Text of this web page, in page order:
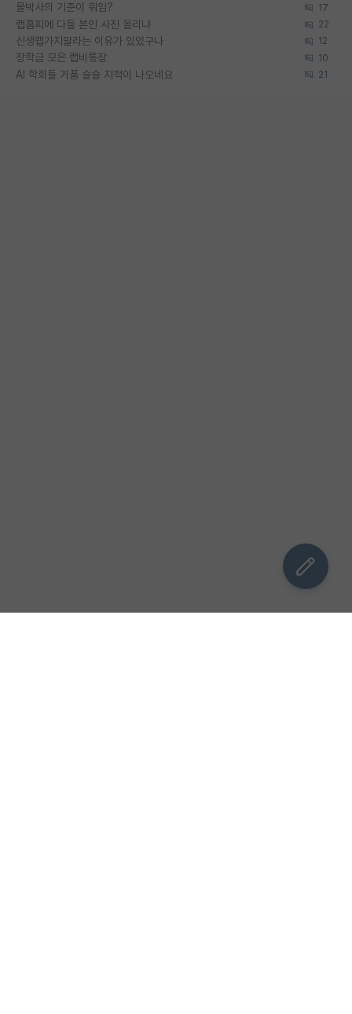
물박사의 기준이 뭐임? 17
랩홈피에 다들 본인 사진 올리냐 22
신생랩가지말라는 이유가 있었구나 12
장학금 모은 랩비통장 10
AI 학회들 거품 슬슬 지적이 나오네요 21